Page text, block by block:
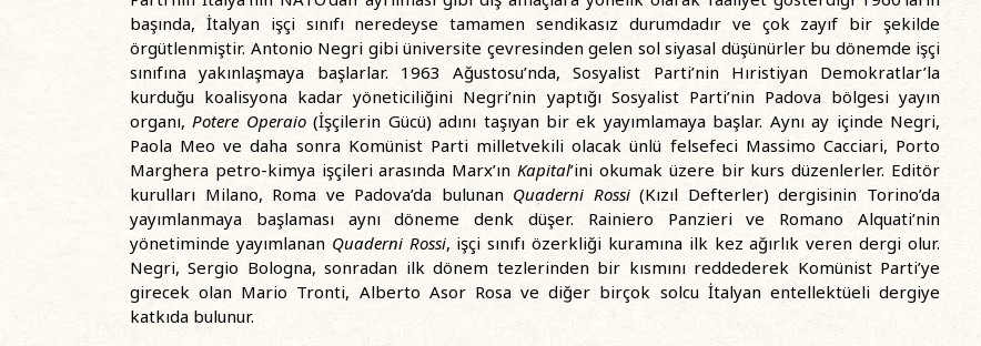
başında, İtalyan işçi sınıfı neredeyse tamamen sendikasız durumdadır ve çok zayıf bir şekilde
örgütlenmiştir. Antonio Negri gibi üniversite çevresinden gelen sol siyasal düşünürler bu dönemde işçi
sınıfına yakınlaşmaya başlarlar. 1963 Ağustosu’nda, Sosyalist Parti’nin Hıristiyan Demokratlar’la
kurduğu koalisyona kadar yöneticiliğini Negri’nin yaptığı Sosyalist Parti’nin Padova bölgesi yayın
organı,Potere Operaio(İşçilerin Gücü) adını taşıyan bir ek yayımlamaya başlar. Aynı ay içinde Negri,
Paola Meo ve daha sonra Komünist Parti milletvekili olacak ünlü felsefeci Massimo Cacciari, Porto
Marghera petro-kimya işçileri arasında Marx’ınKapital’ini okumak üzere bir kurs düzenlerler. Editör
kurulları Milano, Roma ve Padova’da bulunan Quaderni Rossi(Kızıl Defterler) dergisinin Torino’da
yayımlanmaya başlaması aynı döneme denk düşer. Rainiero Panzieri ve Romano Alquati’nin
yönetiminde yayımlanan Quaderni Rossi, işçi sınıfı özerkliği kuramına ilk kez ağırlık veren dergi olur.
Negri, Sergio Bologna, sonradan ilk dönem tezlerinden bir kısmını reddederek Komünist Parti’ye
girecek olan Mario Tronti, Alberto Asor Rosa ve diğer birçok solcu İtalyan entellektüeli dergiye
katkıda bulunur.